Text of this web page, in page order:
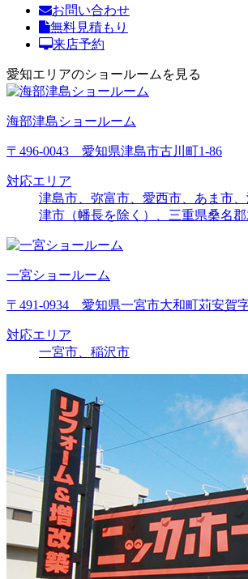
お問い合わせ
無料見積もり
来店予約
愛知エリアのショールームを見る
海部津島ショールーム
〒496-0043 愛知県津島市古川町1-86
対応エリア
津島市、弥富市、愛西市、あま市
津市（幡長を除く）、三重県桑名
一宮ショールーム
〒491-0934 愛知県一宮市大和町苅安賀
対応エリア
一宮市、稲沢市